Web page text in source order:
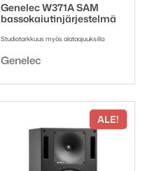
Genelec W371A SAM
bassokaiutinjärjestelmä
Studiotarkkuus myös alataajuuksilla
Tuotemerkki:
Genelec
ALE!